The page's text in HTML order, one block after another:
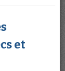
et